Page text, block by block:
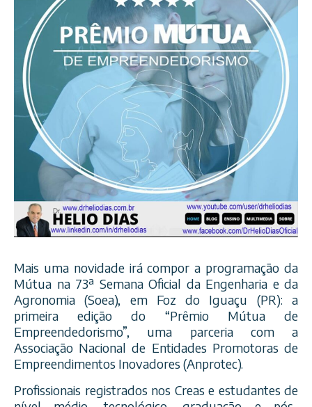
Mais uma novidade irá compor a programação da
Mútua na 73ª Semana Oficial da Engenharia e da
Agronomia (Soea), em Foz do Iguaçu (PR): a
primeira edição do “Prêmio Mútua de
Empreendedorismo”, uma parceria com a
Associação Nacional de Entidades Promotoras de
Empreendimentos Inovadores (Anprotec).
Profissionais registrados nos Creas e estudantes de